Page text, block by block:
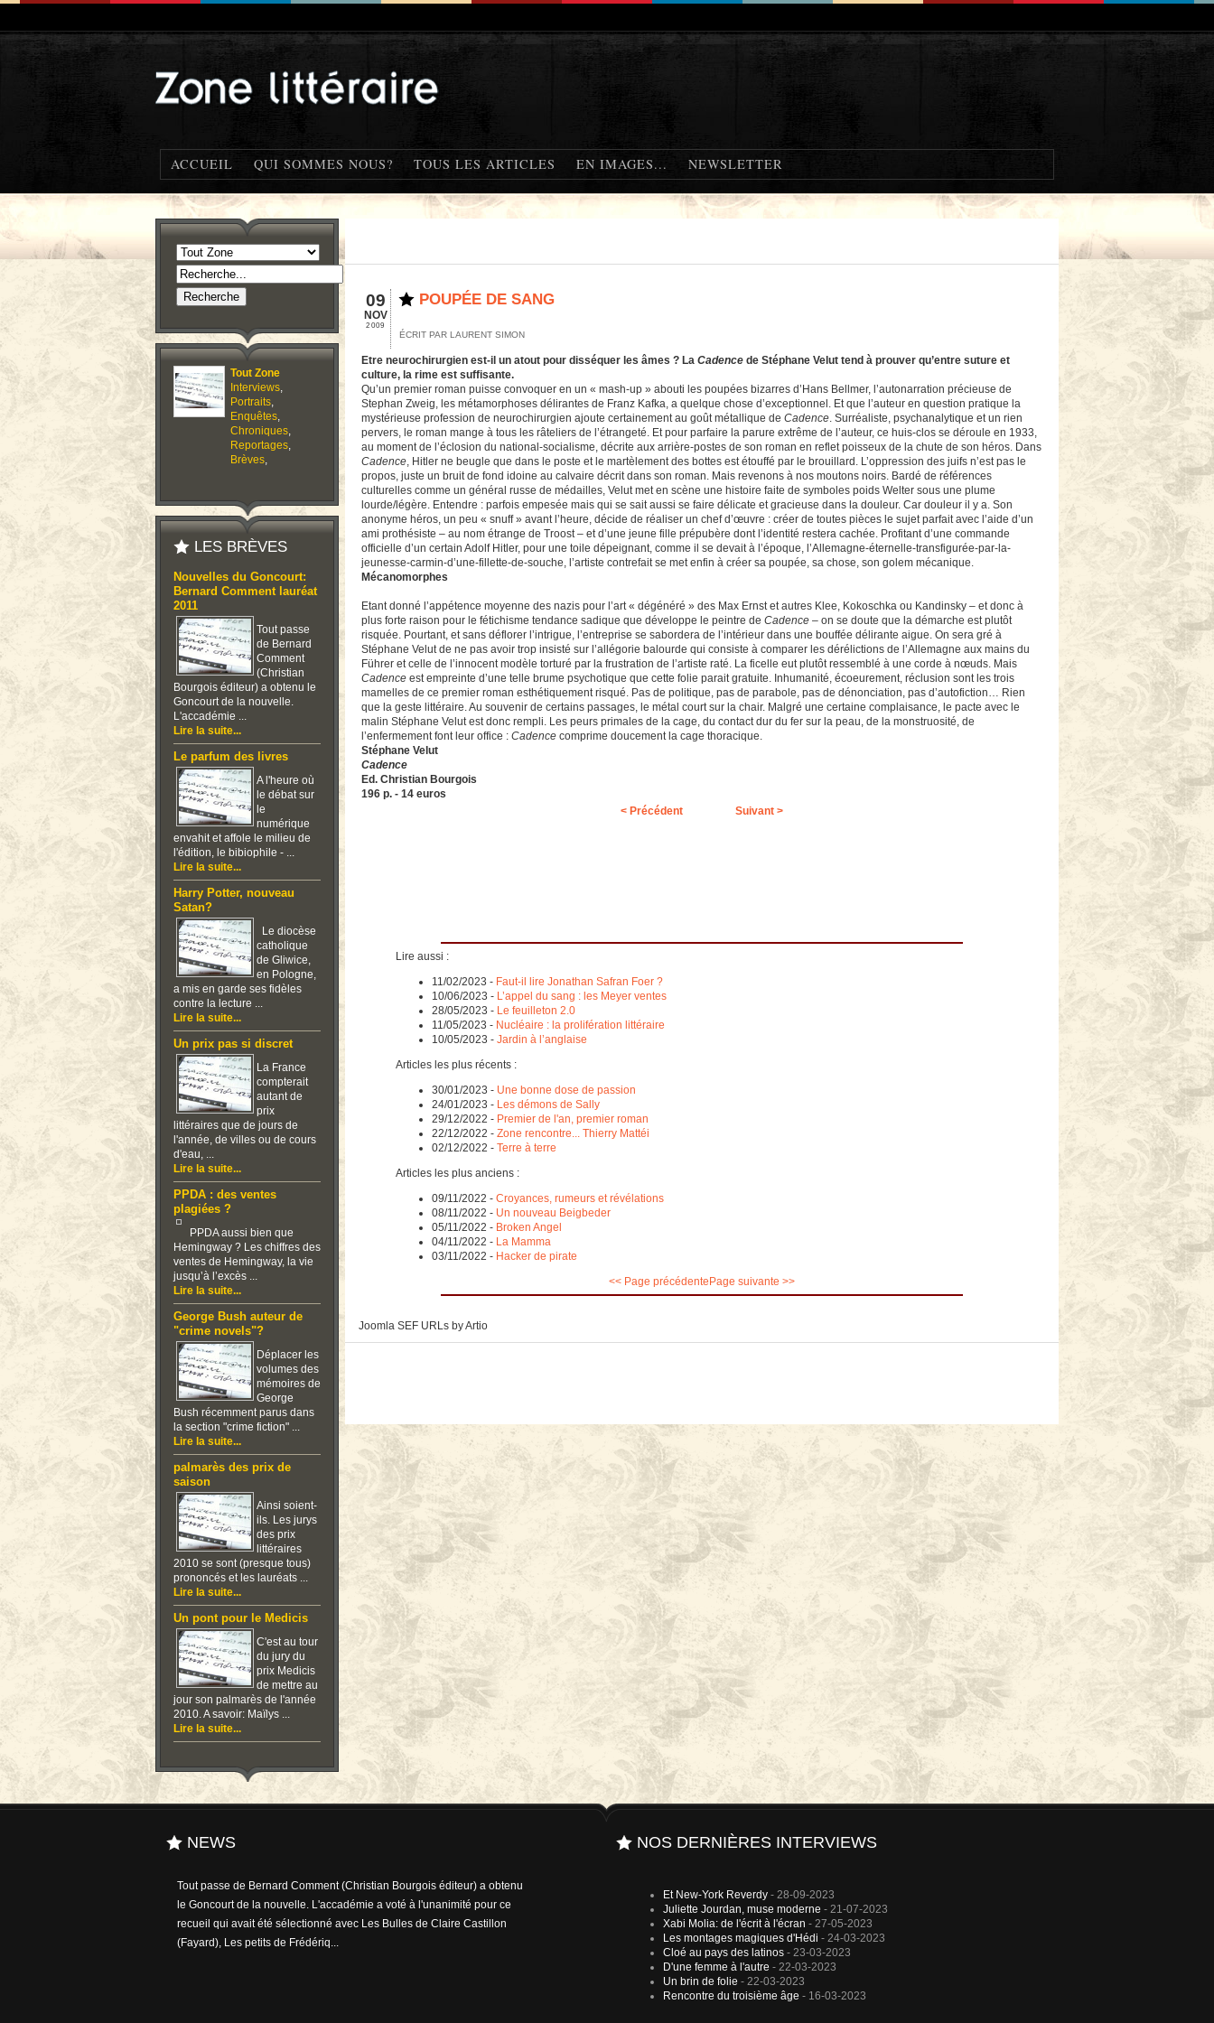
ACCUEIL QUI SOMMES NOUS? TOUS LES ARTICLES EN IMAGES... NEWSLETTER
Tout Zone
Interviews,
Portraits,
Enquêtes,
Chroniques,
Reportages,
Brèves,
LES BRÈVES
Nouvelles du Goncourt:
Bernard Comment lauréat
2011
Tout passe
de Bernard
Comment
(Christian
Bourgois éditeur) a obtenu le
Goncourt de la nouvelle.
L'accadémie ...
Lire la suite...
Le parfum des livres
A l'heure où
le débat sur
le
numérique
envahit et affole le milieu de
l'édition, le bibiophile - ...
Lire la suite...
Harry Potter, nouveau
Satan?
Le diocèse
catholique
de Gliwice,
en Pologne,
a mis en garde ses fidèles
contre la lecture ...
Lire la suite...
Un prix pas si discret
La France
compterait
autant de
prix
littéraires que de jours de
l'année, de villes ou de cours
d'eau, ...
Lire la suite...
PPDA : des ventes
plagiées ?
PPDA aussi bien que
Hemingway ? Les chiffres des
ventes de Hemingway, la vie
jusqu’à l’excès ...
Lire la suite...
George Bush auteur de
"crime novels"?
Déplacer les
volumes des
mémoires de
George
Bush récemment parus dans
la section "crime fiction" ...
Lire la suite...
palmarès des prix de
saison
Ainsi soient-
ils. Les jurys
des prix
littéraires
2010 se sont (presque tous)
prononcés et les lauréats ...
Lire la suite...
Un pont pour le Medicis
C'est au tour
du jury du
prix Medicis
de mettre au
jour son palmarès de l'année
2010. A savoir: Maïlys ...
Lire la suite...
09
NOV
2009
POUPÉE DE SANG
ÉCRIT PAR LAURENT SIMON
Etre neurochirurgien est-il un atout pour disséquer les âmes ? La Cadence de Stéphane Velut tend à prouver qu’entre suture et
culture, la rime est suffisante.
Qu’un premier roman puisse convoquer en un « mash-up » abouti les poupées bizarres d’Hans Bellmer, l’autonarration précieuse de
Stephan Zweig, les métamorphoses délirantes de Franz Kafka, a quelque chose d’exceptionnel. Et que l’auteur en question pratique la
mystérieuse profession de neurochirurgien ajoute certainement au goût métallique de Cadence. Surréaliste, psychanalytique et un rien
pervers, le roman mange à tous les râteliers de l’étrangeté. Et pour parfaire la parure extrême de l’auteur, ce huis-clos se déroule en 1933,
au moment de l’éclosion du national-socialisme, décrite aux arrière-postes de son roman en reflet poisseux de la chute de son héros. Dans
Cadence, Hitler ne beugle que dans le poste et le martèlement des bottes est étouffé par le brouillard. L’oppression des juifs n’est pas le
propos, juste un bruit de fond idoine au calvaire décrit dans son roman. Mais revenons à nos moutons noirs. Bardé de références
culturelles comme un général russe de médailles, Velut met en scène une histoire faite de symboles poids Welter sous une plume
lourde/légère. Entendre : parfois empesée mais qui se sait aussi se faire délicate et gracieuse dans la douleur. Car douleur il y a. Son
anonyme héros, un peu « snuff » avant l’heure, décide de réaliser un chef d’œuvre : créer de toutes pièces le sujet parfait avec l’aide d’un
ami prothésiste – au nom étrange de Troost – et d’une jeune fille prépubère dont l’identité restera cachée. Profitant d’une commande
officielle d’un certain Adolf Hitler, pour une toile dépeignant, comme il se devait à l’époque, l’Allemagne-éternelle-transfigurée-par-la-
jeunesse-carmin-d’une-fillette-de-souche, l’artiste contrefait se met enfin à créer sa poupée, sa chose, son golem mécanique.
Mécanomorphes
Etant donné l’appétence moyenne des nazis pour l’art « dégénéré » des Max Ernst et autres Klee, Kokoschka ou Kandinsky – et donc à
plus forte raison pour le fétichisme tendance sadique que développe le peintre de Cadence – on se doute que la démarche est plutôt
risquée. Pourtant, et sans déflorer l’intrigue, l’entreprise se sabordera de l’intérieur dans une bouffée délirante aigue. On sera gré à
Stéphane Velut de ne pas avoir trop insisté sur l’allégorie balourde qui consiste à comparer les dérélictions de l’Allemagne aux mains du
Führer et celle de l’innocent modèle torturé par la frustration de l’artiste raté. La ficelle eut plutôt ressemblé à une corde à nœuds. Mais
Cadence est empreinte d’une telle brume psychotique que cette folie parait gratuite. Inhumanité, écoeurement, réclusion sont les trois
mamelles de ce premier roman esthétiquement risqué. Pas de politique, pas de parabole, pas de dénonciation, pas d’autofiction… Rien
que la geste littéraire. Au souvenir de certains passages, le métal court sur la chair. Malgré une certaine complaisance, le pacte avec le
malin Stéphane Velut est donc rempli. Les peurs primales de la cage, du contact dur du fer sur la peau, de la monstruosité, de
l’enfermement font leur office : Cadence comprime doucement la cage thoracique.
Stéphane Velut
Cadence
Ed. Christian Bourgois
196 p. - 14 euros
< Précédent
Suivant >
Lire aussi :
11/02/2023 - Faut-il lire Jonathan Safran Foer ?
10/06/2023 - L’appel du sang : les Meyer ventes
28/05/2023 - Le feuilleton 2.0
11/05/2023 - Nucléaire : la prolifération littéraire
10/05/2023 - Jardin à l’anglaise
Articles les plus récents :
30/01/2023 - Une bonne dose de passion
24/01/2023 - Les démons de Sally
29/12/2022 - Premier de l'an, premier roman
22/12/2022 - Zone rencontre... Thierry Mattéi
02/12/2022 - Terre à terre
Articles les plus anciens :
09/11/2022 - Croyances, rumeurs et révélations
08/11/2022 - Un nouveau Beigbeder
05/11/2022 - Broken Angel
04/11/2022 - La Mamma
03/11/2022 - Hacker de pirate
<< Page précédente Page suivante >>
Joomla SEF URLs by Artio
NEWS
Tout passe de Bernard Comment (Christian Bourgois éditeur) a obtenu
le Goncourt de la nouvelle. L'accadémie a voté à l'unanimité pour ce
recueil qui avait été sélectionné avec Les Bulles de Claire Castillon
(Fayard), Les petits de Frédériq...
NOS DERNIÈRES INTERVIEWS
Et New-York Reverdy - 28-09-2023
Juliette Jourdan, muse moderne - 21-07-2023
Xabi Molia: de l'écrit à l'écran - 27-05-2023
Les montages magiques d'Hédi - 24-03-2023
Cloé au pays des latinos - 23-03-2023
D'une femme à l'autre - 22-03-2023
Un brin de folie - 22-03-2023
Rencontre du troisième âge - 16-03-2023